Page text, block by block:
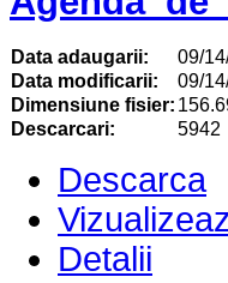
Data adaugarii:
09/
Data modificarii:
09/
Dimensiune fisier:
Descarcari:
5942
Descarca
Detalii